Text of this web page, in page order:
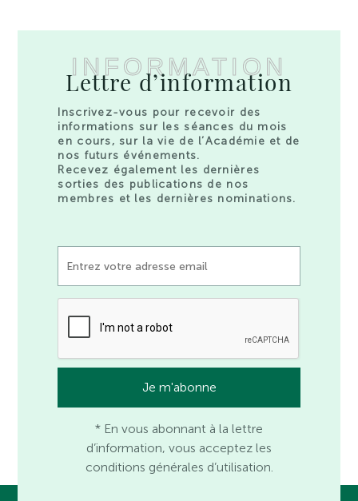
INFORMATION
Lettre d’information
Inscrivez-vous pour recevoir des
informations sur les séances du mois
en cours, sur la vie de l’Académie et de
nos futurs événements.
Recevez également les dernières
sorties des publications de nos
membres et les dernières nominations.
* En vous abonnant à la lettre
d’information, vous acceptez les
conditions générales d’utilisation.